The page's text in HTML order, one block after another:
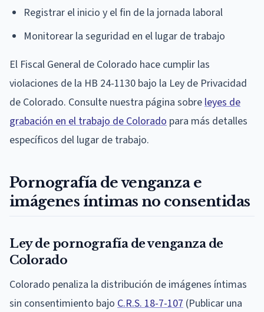
Registrar el inicio y el fin de la jornada laboral
Monitorear la seguridad en el lugar de trabajo
El Fiscal General de Colorado hace cumplir las
violaciones de la HB 24-1130 bajo la Ley de Privacidad
de Colorado. Consulte nuestra página sobreleyes de
grabación en el trabajo de Colorado para más detalles
específicos del lugar de trabajo.
Pornografía de venganza e
imágenes íntimas no consentidas
Ley de pornografía de venganza de
Colorado
Colorado penaliza la distribución de imágenes íntimas
sin consentimiento bajo C.R.S. 18-7-107 (Publicar una